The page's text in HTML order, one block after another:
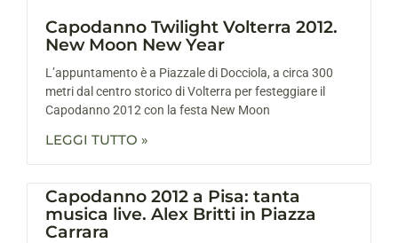
Capodanno Twilight Volterra 2012.
New Moon New Year
L’appuntamento è a Piazzale di Docciola, a circa 300
metri dal centro storico di Volterra per festeggiare il
Capodanno 2012 con la festa New Moon
LEGGI TUTTO »
Capodanno 2012 a Pisa: tanta
musica live. Alex Britti in Piazza
Carrara